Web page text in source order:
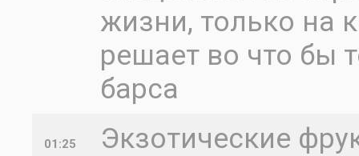
жизни, только на
решает во что бы
барса
01:25
Экзотические